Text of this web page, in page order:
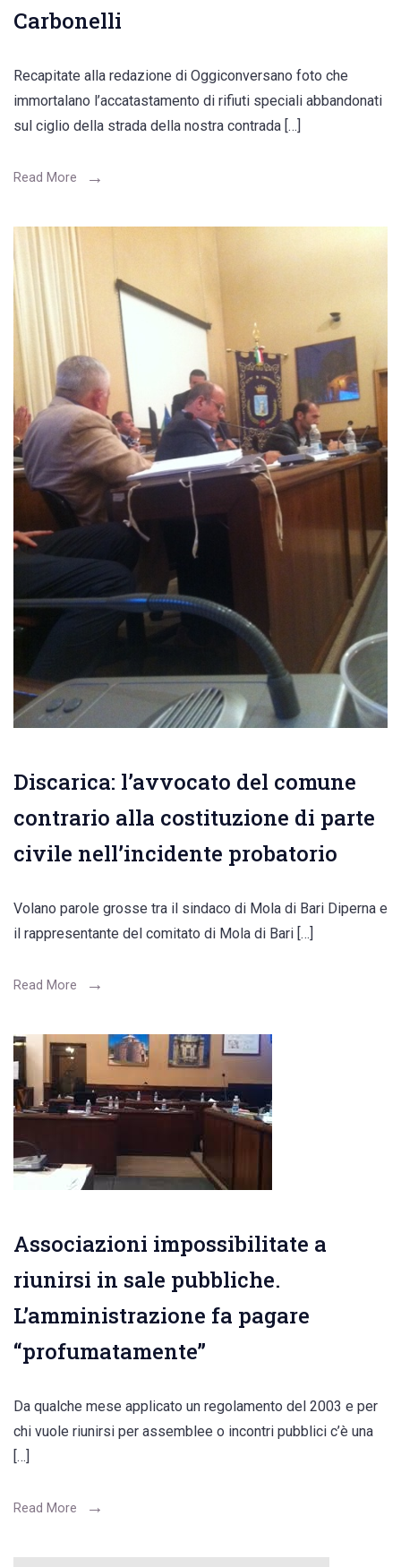
Carbonelli
Recapitate alla redazione di Oggiconversano foto che
immortalano l’accatastamento di rifiuti speciali abbandonati
sul ciglio della strada della nostra contrada […]
Read More
Discarica: l’avvocato del comune
contrario alla costituzione di parte
civile nell’incidente probatorio
Volano parole grosse tra il sindaco di Mola di Bari Diperna e
il rappresentante del comitato di Mola di Bari […]
Read More
Associazioni impossibilitate a
riunirsi in sale pubbliche.
L’amministrazione fa pagare
“profumatamente”
Da qualche mese applicato un regolamento del 2003 e per
chi vuole riunirsi per assemblee o incontri pubblici c’è una
[…]
Read More